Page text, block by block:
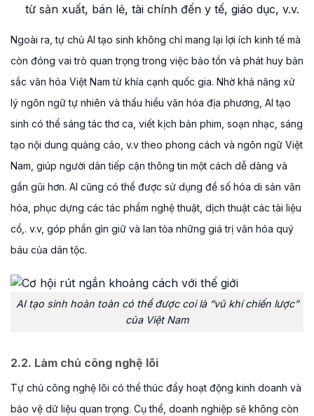
từ sản xuất, bán lẻ, tài chính đến y tế, giáo dục, v.v.
Ngoài ra, tự chủ AI tạo sinh không chỉ mang lại lợi ích kinh tế mà
còn đóng vai trò quan trọng trong việc bảo tồn và phát huy bản
sắc văn hóa Việt Nam từ khía cạnh quốc gia. Nhờ khả năng xử
lý ngôn ngữ tự nhiên và thấu hiểu văn hóa địa phương, AI tạo
sinh có thể sáng tác thơ ca, viết kịch bản phim, soạn nhạc, sáng
tạo nội dung quảng cáo, v.v theo phong cách và ngôn ngữ Việt
Nam, giúp người dân tiếp cận thông tin một cách dễ dàng và
gần gũi hơn. AI cũng có thể được sử dụng để số hóa di sản văn
hóa, phục dựng các tác phẩm nghệ thuật, dịch thuật các tài liệu
cổ,. v.v, góp phần gìn giữ và lan tỏa những giá trị văn hóa quý
báu của dân tộc.
AI tạo sinh hoàn toàn có thể được coi là “vũ khí chiến lược”
của Việt Nam
2.2. Làm chủ công nghệ lõi
Tự chủ công nghệ lõi có thể thúc đẩy hoạt động kinh doanh và
bảo vệ dữ liệu quan trọng. Cụ thể, doanh nghiệp sẽ không còn